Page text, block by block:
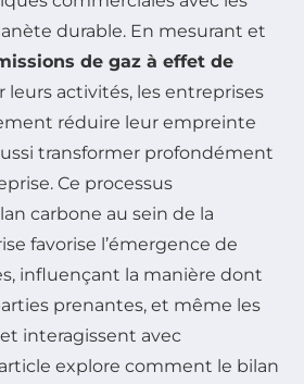
durable. En mesurant et
de gaz à effet de
leurs activités, les entreprises
réduire leur empreinte
transformer profondément
Ce processus
carbone au sein de la
favorise l’émergence de
influençant la manière dont
prenantes, et même les
interagissent avec
explore comment le bilan